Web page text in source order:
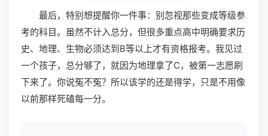
最后，特别想提醒你一件事：别忽视那些变成等级参
考的科目。虽然不计入总分，但很多重点高中明确要求历
史、地理、生物必须达到B等以上才有资格报考。我见过
一个孩子，总分够了，就因为地理拿了C，被第一志愿刷
下来了。你说冤不冤？所以该学的还是得学，只是不用像
以前那样死磕每一分。